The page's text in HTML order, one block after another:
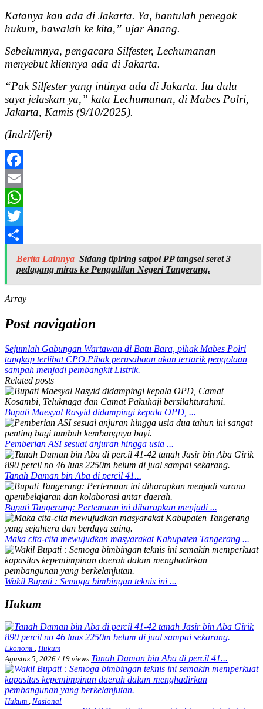
Katanya kan ada di Jakarta. Ya, bantulah penegak
hukum, bawalah ke kita,” ujar Anang.
Sebelumnya, pengacara Silfester, Lechumanan
menyebut kliennya ada di Jakarta.
“Pak Silfester yang intinya ada di Jakarta. Itu dulu
saya jelaskan ya,” kata Lechumanan, di Mabes Polri,
Jakarta, Kamis (9/10/2025).
(Indri/feri)
Facebook
Email
WhatsApp
Twitter
Share
Berita Lainnya Sidang tipiring satpol PP tangsel seret 3
pedagang miras ke Pengadilan Negeri Tangerang.
Array
Post navigation
Sejumlah Gabungan Wartawan di Batu Bara, pihak Mabes Polri
tangkap terlibat CPO.Pihak perusahaan akan tertarik pengolaan
sampah menjadi pembangkit Listrik.
Related posts
Bupati Maesyal Rasyid didampingi kepala OPD, ...
Pemberian ASI sesuai anjuran hingga usia ...
Tanah Daman bin Aba di percil 41...
Bupati Tangerang: Pertemuan ini diharapkan menjadi ...
Maka cita-cita mewujudkan masyarakat Kabupaten Tangerang ...
Wakil Bupati : Semoga bimbingan teknis ini ...
Hukum
Ekonomi , Hukum
Agustus 5, 2026 / 19 views Tanah Daman bin Aba di percil 41...
Hukum , Nasional